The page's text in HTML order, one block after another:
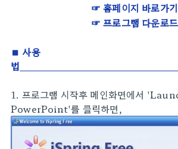
☞홈페이지 바로가기
☞프로그램 다운로드
■ 사용
법
1. 프로그램 시작후 메인화면에서
PowerPoint'를 클릭하면,